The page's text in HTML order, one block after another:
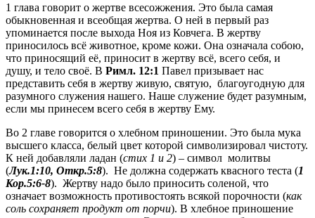
1 глава говорит о жертве всесожжения. Это была самая
обыкновенная и всеобщая жертва. О ней в первый раз
упоминается после выхода Ноя из Ковчега. В жертву
приносилось всё животное, кроме кожи. Она означала собою,
что приносящий её, приносит в жертву всё, всего себя, и
душу, и тело своё. В Римл. 12:1 Павел призывает нас
представить себя в жертву живую, святую, благоугодную для
разумного служения нашего. Наше служение будет разумным,
если мы принесем всего себя в жертву Ему.
Во 2 главе говорится о хлебном приношении. Это была мука
высшего класса, белый цвет которой символизировал чистоту.
К ней добавляли ладан (стих 1 и 2) – символ молитвы
(Лук.1:10, Откр.5:8). Не должна содержать квасного теста (1
Кор.5:6-8). Жертву надо было приносить соленой, что
означает возможность противостоять всякой порочности (как
соль сохраняет продукт от порчи). В хлебное приношение